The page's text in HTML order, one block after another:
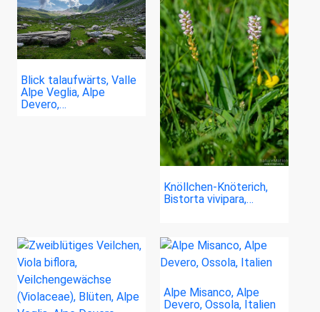
Blick talaufwärts, Valle
Alpe Veglia, Alpe
Devero,…
Knöllchen-Knöterich,
Bistorta vivipara,…
Alpe Misanco, Alpe
Devero, Ossola, Italien